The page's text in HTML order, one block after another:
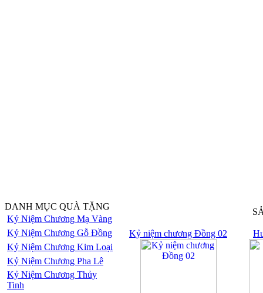
DANH MỤC QUÀ TẶNG
Kỷ Niệm Chương Mạ Vàng
Kỷ Niệm Chương Gỗ Đồng
Kỷ Niệm Chương Kim Loại
Kỷ Niệm Chương Pha Lê
Kỷ Niệm Chương Thủy
Tinh
Kỷ niệm chương Đồng 02